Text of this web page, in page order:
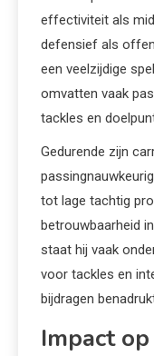
effectiviteit als
defensief als
een veelzijdige
omvatten vaak
tackles en
Gedurende zijn
tot lage tachtig
betrouwbaarheid
staat hij vaak
voor tackles en
bijdragen
Impact